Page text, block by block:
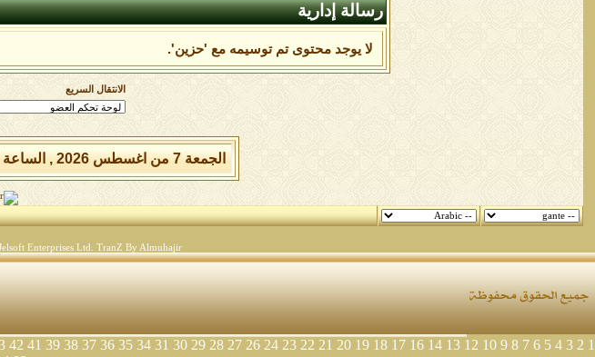
رسالة إدارية
لا يوجد محتوى تم توسيمه مع 'حزين'.
الانتقال السريع
الجمعة 7 من اغسطس 2026 , الساعة الان 04:11:19 مساءً.
Enterprises Ltd. TranZ By Almuhajir
1
2
3
4
5
6
7
8
9
10
12
13
14
16
17
18
19
20
21
22
23
24
26
27
28
29
30
31
34
35
36
37
38
39
41
42